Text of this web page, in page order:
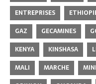
ENTREPRISES
GAZ
GECAMINES
KENYA
KINSHASA
MALI
MARCHE